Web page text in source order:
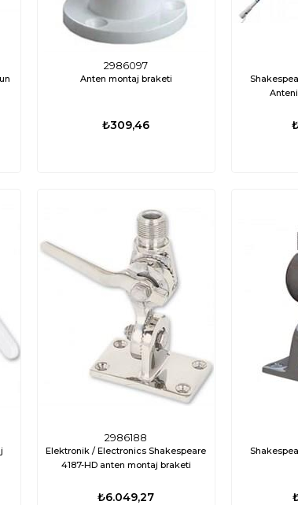
2986097
Anten montaj braketi
₺309,46
2986188
Elektronik / Electronics Shakespeare
4187-HD anten montaj braketi
₺6.049,27